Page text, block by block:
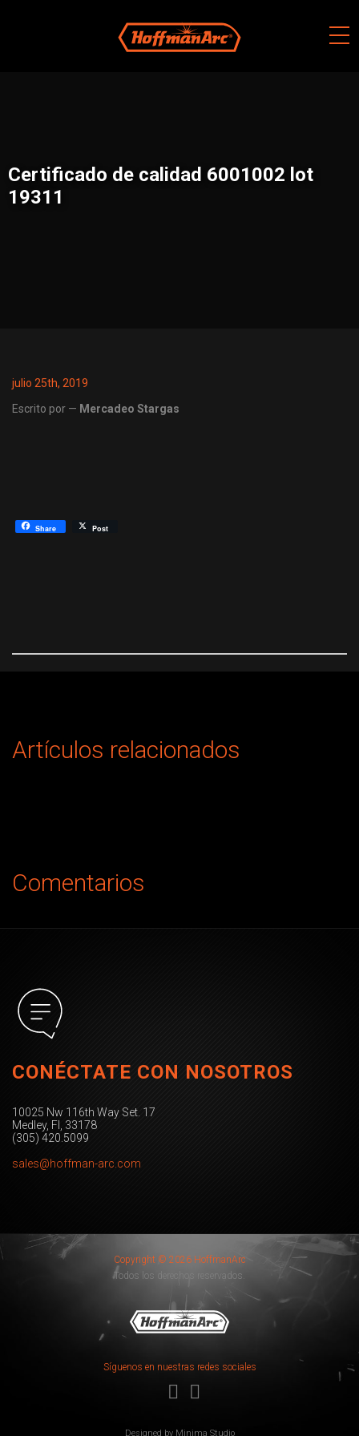
Certificado de calidad 6001002 lot
19311
julio 25th, 2019
Escrito por — Mercadeo Stargas
Share Post
Artículos relacionados
Comentarios
CONÉCTATE CON NOSOTROS
10025 Nw 116th Way Set. 17
Medley, Fl, 33178
(305) 420.5099
sales@hoffman-arc.com
Copyright © 2026 HoffmanArc
Todos los derechos reservados.
Síguenos en nuestras redes sociales
Designed by Minima Studio